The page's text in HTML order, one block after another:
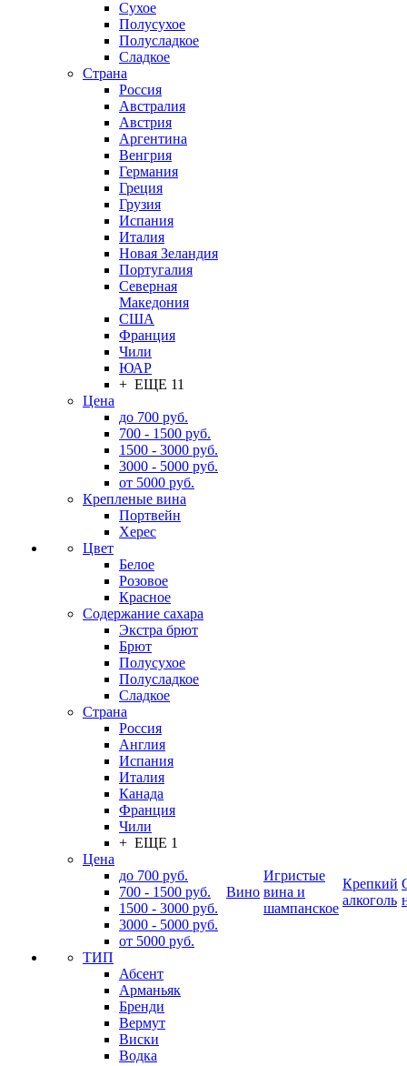
Сухое
Полусухое
Полусладкое
Сладкое
Страна
Россия
Австралия
Австрия
Аргентина
Венгрия
Германия
Греция
Грузия
Испания
Италия
Новая Зеландия
Португалия
Северная
Македония
США
Франция
Чили
ЮАР
+ ЕЩЕ 11
Цена
до 700 руб.
700 - 1500 руб.
1500 - 3000 руб.
3000 - 5000 руб.
от 5000 руб.
Крепленые вина
Портвейн
Херес
Цвет
Белое
Розовое
Красное
Содержание сахара
Экстра брют
Брют
Полусухое
Полусладкое
Сладкое
Страна
Россия
Англия
Испания
Италия
Канада
Франция
Чили
+ ЕЩЕ 1
Цена
до 700 руб.
700 - 1500 руб.
1500 - 3000 руб.
3000 - 5000 руб.
от 5000 руб.
ТИП
Абсент
Арманьяк
Бренди
Вермут
Виски
Водка
Вино
Игристые
вина и
шампанское
Крепкий
алкоголь